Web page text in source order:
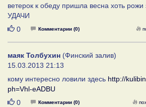
ветерок к обеду пришла весна хоть
УДАЧИ
Нравится
0 Комментарии (0)
маяк Толбухин (Финский залив)
15.03.2013 21:13
кому интересно ловили здесь http://
ph=Vhl-eADBU
Нравится
0 Комментарии (0)